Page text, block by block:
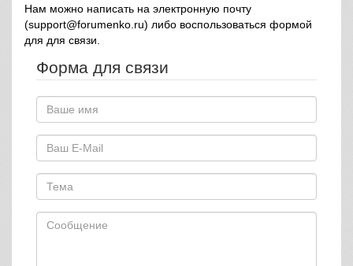
Нам можно написать на электронную почту
(support@forumenko.ru) либо воспользоваться формой
для для связи.
Форма для связи